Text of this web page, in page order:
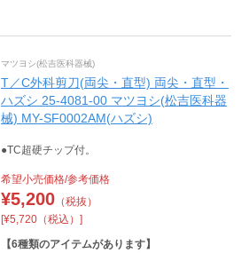
マツヨシ(松吉医科器械)
T／C外科剪刀(両尖・直型) 両尖・直型・
ハズシ 25-4081-00 マツヨシ(松吉医科器
械) MY-SF0002AM(ハズシ)
●TC超硬チップ付。
希望小売価格/参考価格
¥5,200（税抜）
[¥5,720（税込）]
【6種類のアイテムがあります】